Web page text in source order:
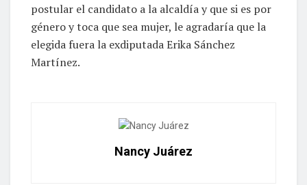
postular el candidato a la alcaldía y que si es por
género y toca que sea mujer, le agradaría que la
elegida fuera la exdiputada Erika Sánchez
Martínez.
Nancy Juárez